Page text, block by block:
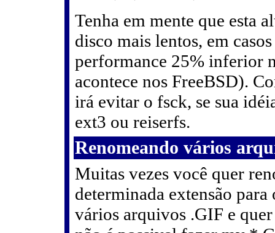
Tenha em mente que esta
disco mais lentos, em
performance 25% inferior
acontece nos FreeBSD).
irá evitar o fsck, se sua
ext3 ou reiserfs.
Renomeando vários
Muitas vezes você quer
determinada extensão
vários arquivos .GIF e